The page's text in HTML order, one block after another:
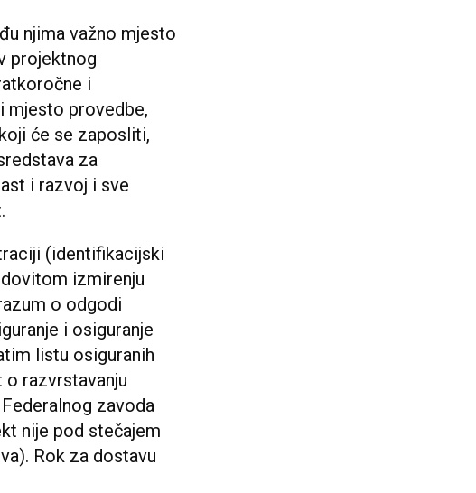
njima važno mjesto
projektnog
i
mjesto provedbe,
će se zaposliti,
za
i razvoj i sve
(identifikacijski
izmirenju
o odgodi
i osiguranje
listu osiguranih
razvrstavanju
zavoda
nije pod stečajem
Rok za dostavu